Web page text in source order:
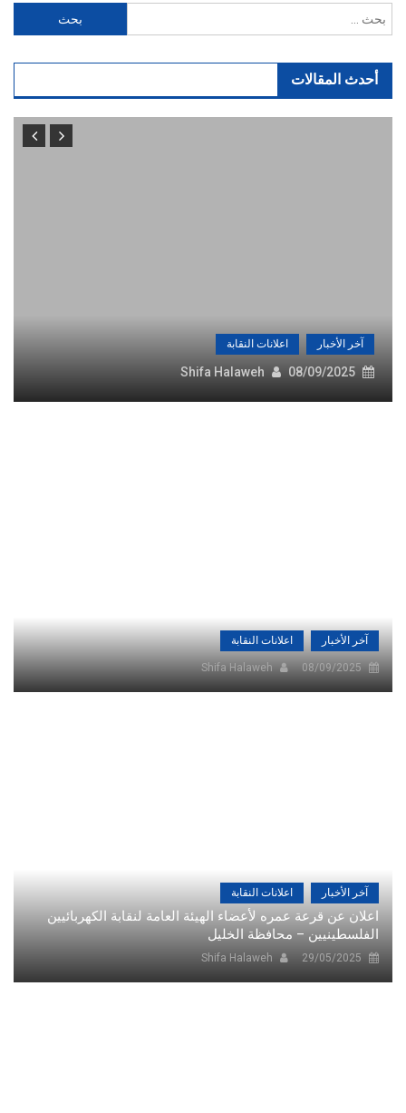
عن:
أحدث المقالات
آخر الأخبار اعلانات النقابة
08/09/2025
Shifa Halaweh
آخر الأخبار اعلانات النقابة
08/09/2025
Shifa Halaweh
آخر الأخبار اعلانات النقابة
اعلان عن قرعة عمره لأعضاء الهيئة العامة لنقابة الكهربائيين
الفلسطينيين – محافظة الخليل
29/05/2025
Shifa Halaweh